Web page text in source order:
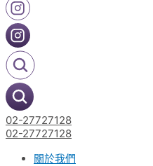
02-27727128
02-27727128
關於我們